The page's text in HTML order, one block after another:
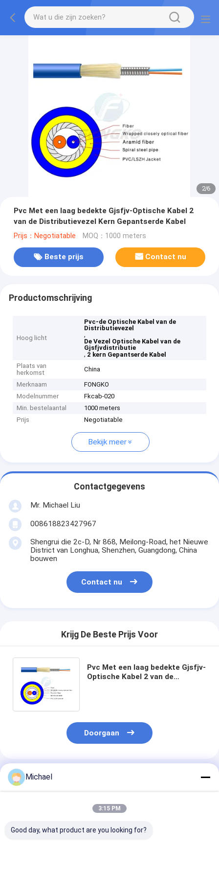
3/6
Pvc Met een laag bedekte Gjsfjv-Optische Kabel 2
van de Distributievezel Kern Gepantserde Kabel
Prijs：Negotiatable MOQ：1000 meters
Beste prijs Contact nu
Productomschrijving
Hoog licht
Pvc-de Optische Kabel van de
Distributievezel
,
De Vezel Optische Kabel van de
Gjsfjvdistributie
, 2 kern Gepantserde Kabel
Plaats van
herkomst
China
Merknaam
FONGKO
Modelnummer
Fkcab-020
Min. bestelaantal
1000 meters
Prijs
Negotiatable
Bekijk meer
Contactgegevens
Mr. Michael Liu
008618823427967
Shengrui die 2c-D, Nr 868, Meilong-Road, het Nieuwe
District van Longhua, Shenzhen, Guangdong, China
bouwen
Contact nu
Krijg De Beste Prijs Voor
Pvc Met een laag bedekte Gjsfjv-
Optische Kabel 2 van de
Doorgaan
Geadviseerde Producten
Michael
3:15 PM
Good day, what product are you looking for?